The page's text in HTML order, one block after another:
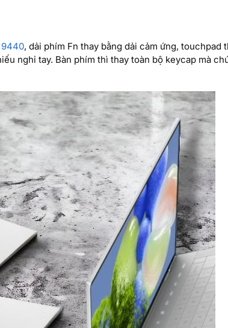
9440, dải phím Fn thay bằng dải cảm ứng, touchpad
nghỉ tay. Bàn phím thì thay toàn bộ keycap mà